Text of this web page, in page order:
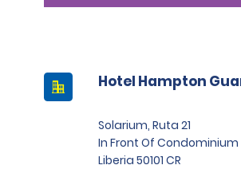
Hotel Hampton
Solarium, Ruta 21
In Front Of Condominium
Liberia 50101 CR